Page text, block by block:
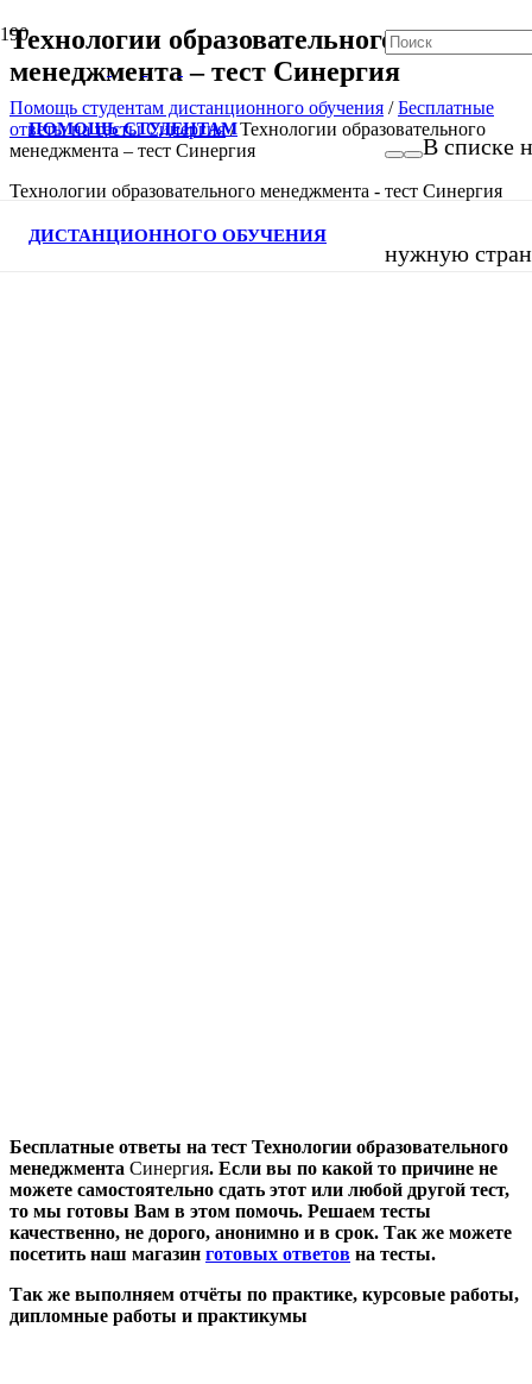
ПОМОЩЬ СТУДЕНТАМ
ДИСТАНЦИОННОГО ОБУЧЕНИЯ
В списке
нужную
Технологии образовательного
менеджмента – тест Синергия
Помощь студентам дистанционного обучения /Бесплатные
ответы на тесты Синергия/Технологии образовательного
менеджмента – тест Синергия
Технологии образовательного менеджмента - тест Синергия
Бесплатные ответы на тест Технологии образовательного
менеджмента Синергия. Если вы по какой то причине не
можете самостоятельно сдать этот или любой другой тест,
то мы готовы Вам в этом помочь. Решаем тесты
качественно, не дорого, анонимно и в срок. Так же можете
посетить наш магазин готовых ответов на тесты.
Так же выполняем отчёты по практике, курсовые работы,
дипломные работы и практикумы